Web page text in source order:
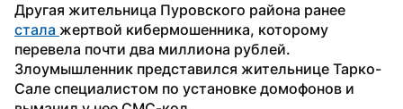
стала жертвой кибермошенника, которому
перевела почти два миллиона рублей.
Злоумышленник представился жительнице Тарко-
Сале специалистом по установке домофонов и